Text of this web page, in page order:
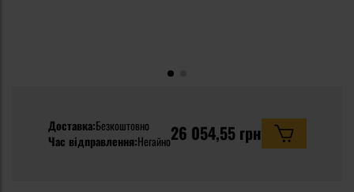
Доставка:Безкоштовно
Час відправлення:Негайно26 054,55 грн